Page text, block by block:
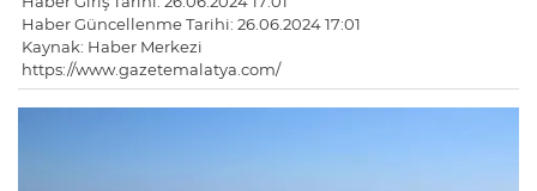
Haber Güncellenme Tarihi: 26.06.2024 17:01
Kaynak: Haber Merkezi
https://www.gazetemalatya.com/